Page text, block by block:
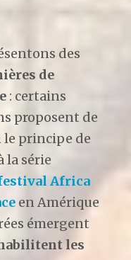
des
de
: certains
proposent de
le principe de
la série
Africa
en Amérique
émergent
les